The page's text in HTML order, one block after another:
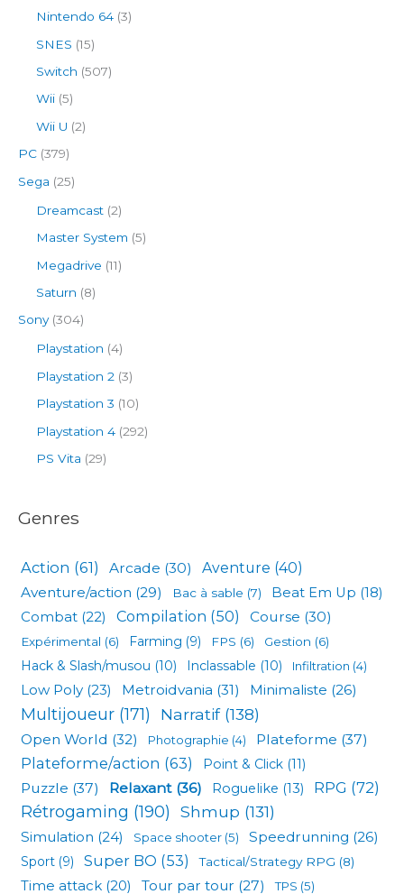
Nintendo 64 (3)
SNES (15)
Switch (507)
Wii (5)
Wii U (2)
PC (379)
Sega (25)
Dreamcast (2)
Master System (5)
Megadrive (11)
Saturn (8)
Sony(304)
Playstation (4)
Playstation 2 (3)
Playstation 3 (10)
Playstation 4 (292)
PS Vita (29)
Genres
Action (61) Arcade (30) Aventure (40)
Aventure/action (29) Bac à sable (7) Beat Em Up (18)
Combat (22) Compilation (50) Course (30)
Expérimental (6) Farming (9) FPS (6) Gestion (6)
Hack & Slash/musou (10) Inclassable (10) Infiltration (4)
Low Poly (23) Metroidvania (31) Minimaliste (26)
Multijoueur (171) Narratif(138)
Open World (32) Photographie (4) Plateforme (37)
Plateforme/action (63) Point & Click (11)
Puzzle (37) Relaxant (36) Roguelike (13) RPG (72)
Rétrogaming (190) Shmup (131)
Simulation (24) Space shooter (5) Speedrunning (26)
Sport (9) Super BO (53) Tactical/Strategy RPG (8)
Time attack (20) Tour par tour (27) TPS (5)